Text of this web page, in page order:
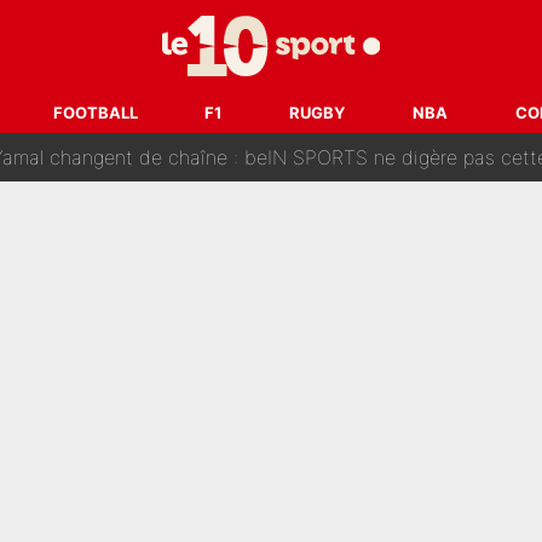
FOOTBALL F1 RUGBY NBA
les recrues espérées par Bruno Genesio et Grégory
: Ces autres joueurs du XV de France pourraient aussi quitter le Stade
changent de chaîne : beIN SPORTS ne digère pas cette décision